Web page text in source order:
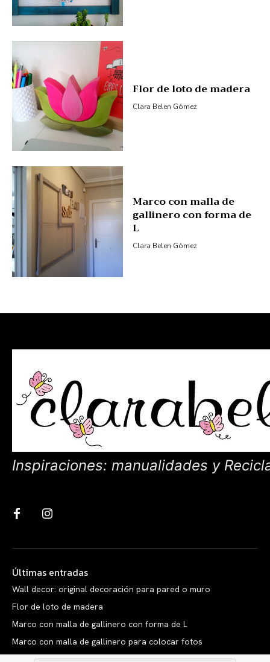
Flor de loto de madera
Clara Belen Gómez
Marco con malla de
gallinero con forma de
L
Clara Belen Gómez
Inspiraciones: manualidades y
Últimas entradas
Wall decor: original decoración para pared o muro
Flor de loto de madera
Marco con malla de gallinero con forma de L
Marco con malla de gallinero para colocar fotos